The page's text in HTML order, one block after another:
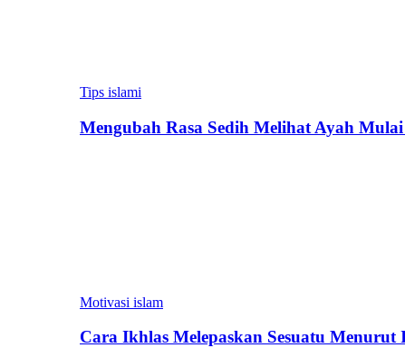
Tips islami
Mengubah Rasa Sedih Melihat Ayah
Motivasi islam
Cara Ikhlas Melepaskan Sesuatu Menurut